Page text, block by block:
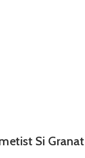
Si Granat